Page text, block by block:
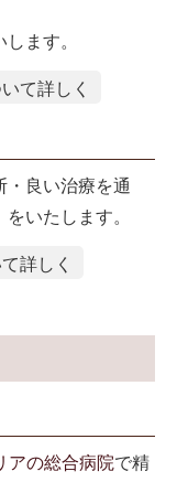
ます。
て詳しく
・良い治療を通
いたします。
詳しく
アの総合病院で精